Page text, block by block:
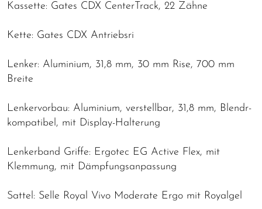
Kassette: Gates CDX CenterTrack, 22 Zähne
Kette: Gates CDX Antriebsri
Lenker: Aluminium, 31,8 mm, 30 mm Rise, 700 mm
Breite
Lenkervorbau: Aluminium, verstellbar, 31,8 mm, Blendr-
kompatibel, mit Display-Halterung
Lenkerband Griffe: Ergotec EG Active Flex, mit
Klemmung, mit Dämpfungsanpassung
Sattel: Selle Royal Vivo Moderate Ergo mit Royalgel